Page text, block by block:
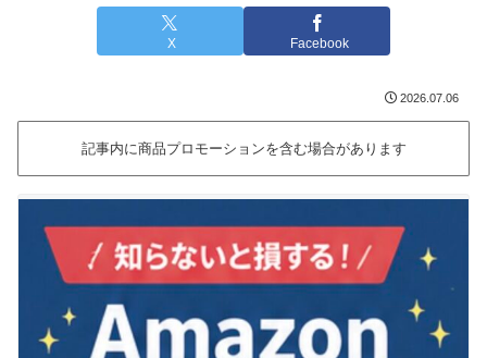
X Facebook
2026.07.06
記事内に商品プロモーションを含む場合があります